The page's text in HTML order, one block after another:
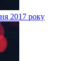
2017 року